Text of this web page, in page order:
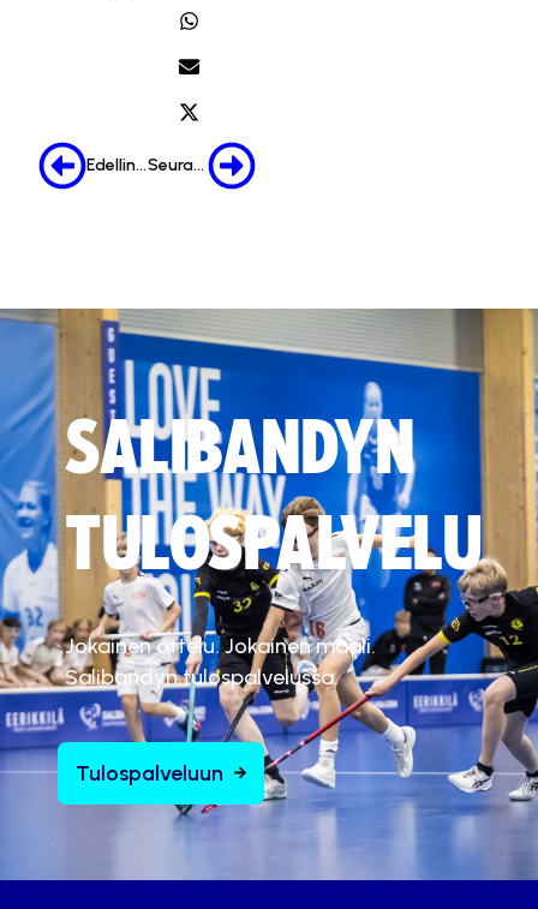
Edellinen Seuraava
SALIBANDYN
TULOSPALVELU
Jokainen ottelu. Jokainen maali.
Salibandyn tulospalvelussa.
Tulospalveluun